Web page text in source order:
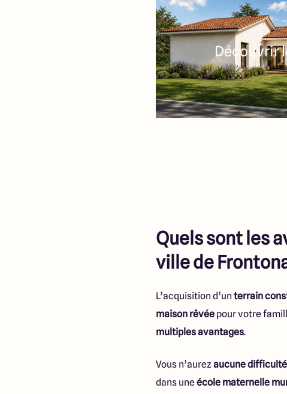
Découvrir
Quels sont les
ville de
L’acquisition d’un terrain
maison rêvée pour votre
multiples avantages.
Vous n’aurezaucune difficulté
dans uneécole maternelle